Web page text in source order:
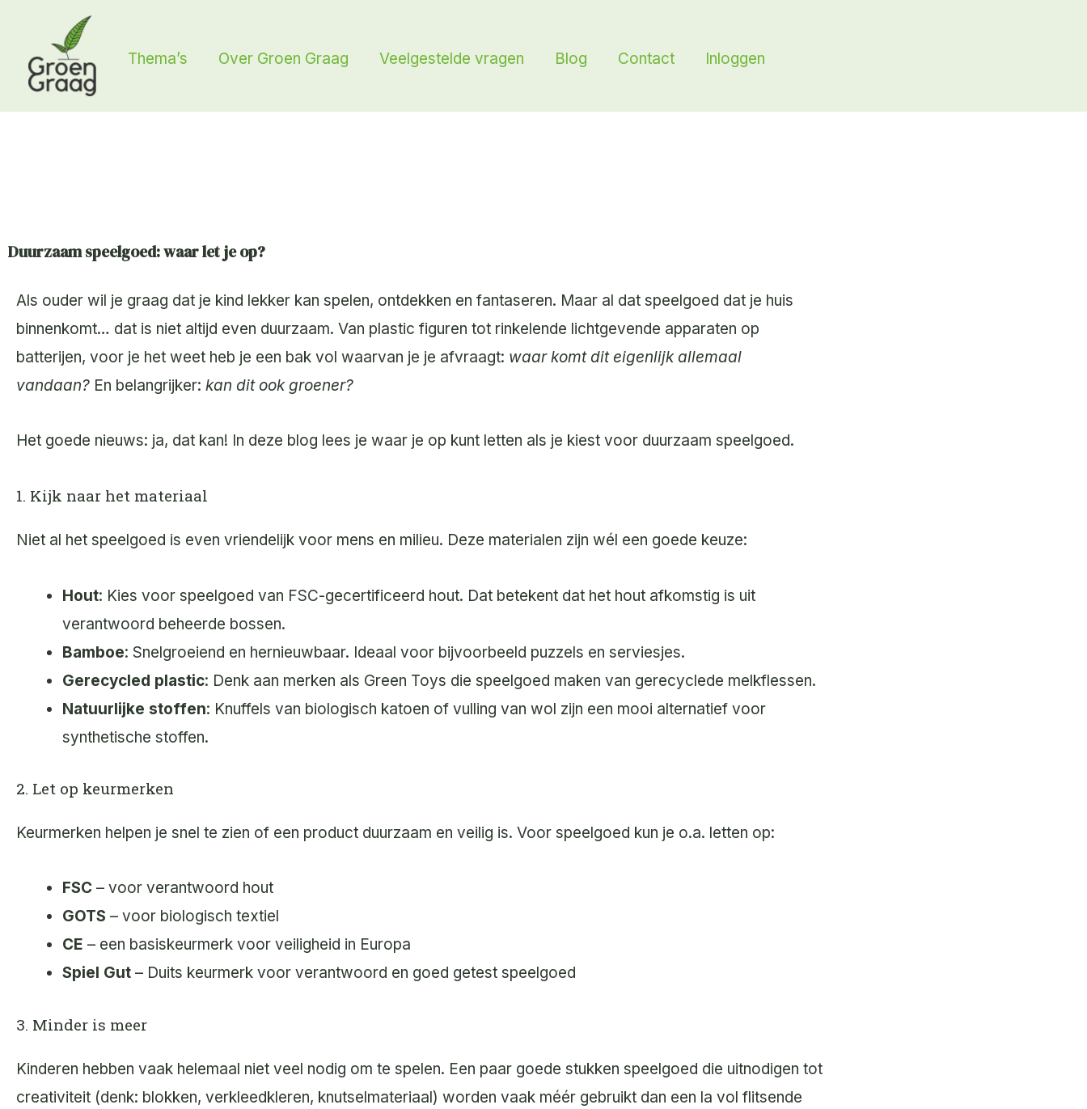
inhoud
Thema’s Over Groen Graag Veelgestelde vragen Blog Contact Inloggen
Duurzaam speelgoed: waar let je op?
Als ouder wil je graag dat je kind lekker kan spelen, ontdekken en fantaseren. Maar al dat speelgoed dat je huis
binnenkomt… dat is niet altijd even duurzaam. Van plastic figuren tot rinkelende lichtgevende apparaten op
batterijen, voor je het weet heb je een bak vol waarvan je je afvraagt: waar komt dit eigenlijk allemaal
vandaan? En belangrijker: kan dit ook groener?
Het goede nieuws: ja, dat kan! In deze blog lees je waar je op kunt letten als je kiest voor duurzaam speelgoed.
1. Kijk naar het materiaal
Niet al het speelgoed is even vriendelijk voor mens en milieu. Deze materialen zijn wél een goede keuze:
Hout: Kies voor speelgoed van FSC-gecertificeerd hout. Dat betekent dat het hout afkomstig is uit
verantwoord beheerde bossen.
Bamboe: Snelgroeiend en hernieuwbaar. Ideaal voor bijvoorbeeld puzzels en serviesjes.
Gerecycled plastic: Denk aan merken als Green Toys die speelgoed maken van gerecyclede melkflessen.
Natuurlijke stoffen: Knuffels van biologisch katoen of vulling van wol zijn een mooi alternatief voor
synthetische stoffen.
2. Let op keurmerken
Keurmerken helpen je snel te zien of een product duurzaam en veilig is. Voor speelgoed kun je o.a. letten op:
FSC – voor verantwoord hout
GOTS – voor biologisch textiel
CE – een basiskeurmerk voor veiligheid in Europa
Spiel Gut – Duits keurmerk voor verantwoord en goed getest speelgoed
3. Minder is meer
Kinderen hebben vaak helemaal niet veel nodig om te spelen. Een paar goede stukken speelgoed die uitnodigen tot
creativiteit (denk: blokken, verkleedkleren, knutselmateriaal) worden vaak méér gebruikt dan een la vol flitsende